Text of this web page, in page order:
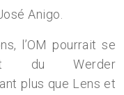
Anigo.
l’OM pourrait se
du Werder
plus que Lens et